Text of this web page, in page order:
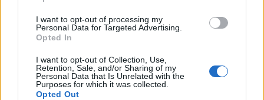
I want to opt-out of processing my
Personal Data for Targeted Advertising.
Opted In
I want to opt-out of Collection, Use,
Retention, Sale, and/or Sharing of my
Personal Data that Is Unrelated with the
Purposes for which it was collected.
Opted Out
Αυτοκίνητο
Νέα εποχή στους φορτιστές ηλεκτρικών